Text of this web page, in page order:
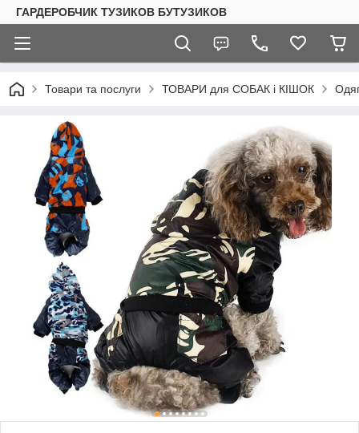
ГАРДЕРОБЧИК ТУЗИКОВ БУТУЗИКОВ
Товари та послуги ТОВАРИ для СОБАК і КІШОК